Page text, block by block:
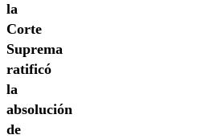
la
Corte
Suprema
ratificó
la
absolución
de